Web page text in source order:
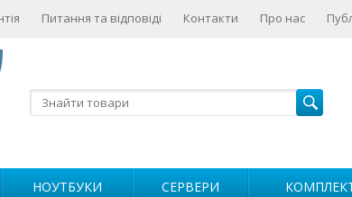
Питання та відповіді Контакти Про нас
НОУТБУКИ СЕРВЕРИ